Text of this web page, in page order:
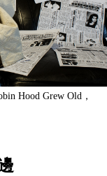
Hood Grew Old，